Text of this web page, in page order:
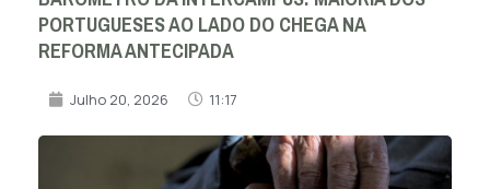
PORTUGUESES AO LADO DO CHEGA NA
REFORMA ANTECIPADA
Julho 20, 2026 11:17